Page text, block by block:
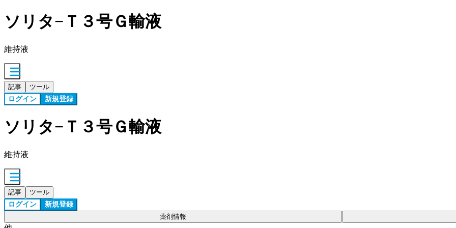
ソリタ−Ｔ３号Ｇ輸液
維持液
記事 ツール
ログイン 新規登録
ソリタ−Ｔ３号Ｇ輸液
維持液
記事 ツール
ログイン 新規登録
薬剤情報